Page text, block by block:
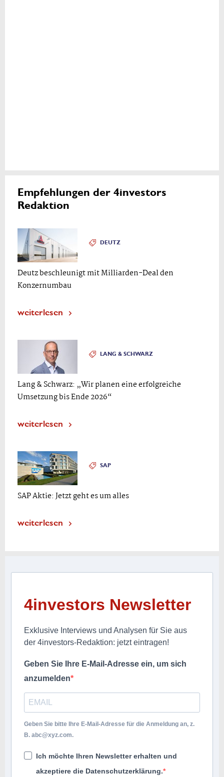
Empfehlungen der 4investors
Redaktion
DEUTZ
Deutz beschleunigt mit Milliarden-Deal den
Konzernumbau
weiterlesen
LANG & SCHWARZ
Lang & Schwarz: „Wir planen eine erfolgreiche
Umsetzung bis Ende 2026“
weiterlesen
SAP
SAP Aktie: Jetzt geht es um alles
weiterlesen
4investors Newsletter
Exklusive Interviews und Analysen für Sie aus
der 4investors-Redaktion: jetzt eintragen!
Geben Sie Ihre E-Mail-Adresse ein, um sich
anzumelden
Geben Sie bitte Ihre E-Mail-Adresse für die Anmeldung an, z.
B. abc@xyz.com.
Ich möchte Ihren Newsletter erhalten und
akzeptiere die Datenschutzerklärung.